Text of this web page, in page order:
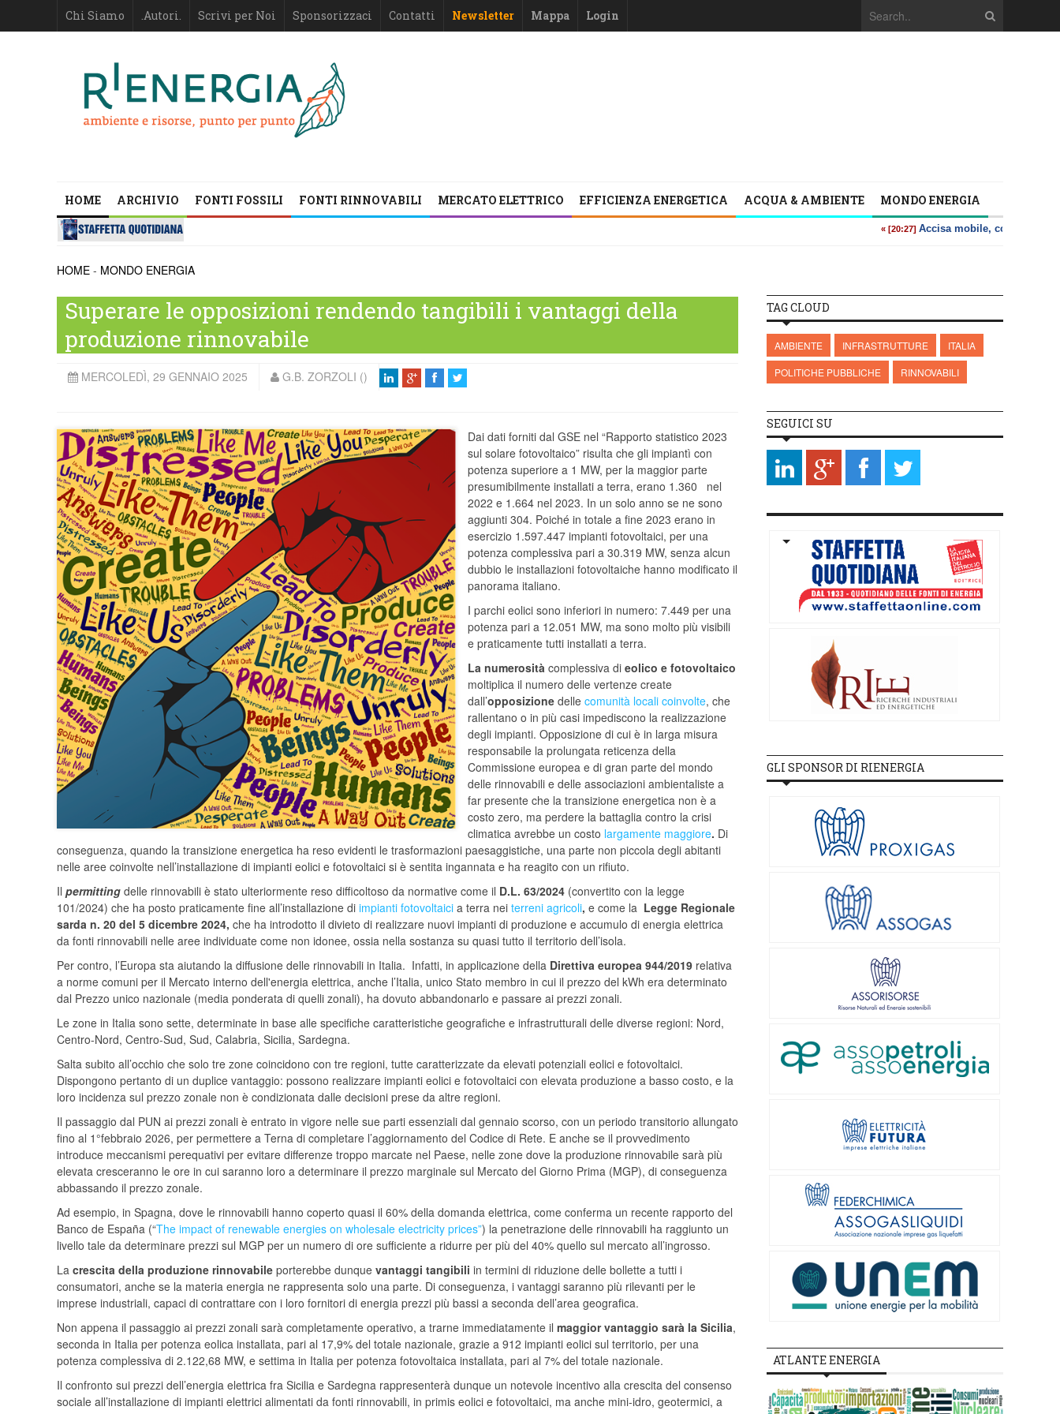
Chi Siamo .Autori. Scrivi per Noi Sponsorizzaci Contatti Newsletter Mappa Login
HOME ARCHIVIO FONTI FOSSILI FONTI RINNOVABILI MERCATO ELETTRICO EFFICIENZA ENERGETICA ACQUA & AMBIENTE MONDO ENERGIA
HOME - MONDO ENERGIA
Superare le opposizioni rendendo tangibili i vantaggi della
produzione rinnovabile
MERCOLEDÌ, 29 GENNAIO 2025 G.B. ZORZOLI ()
Dai dati forniti dal GSE nel “Rapporto statistico 2023
sul solare fotovoltaico” risulta che gli impiantì con
potenza superiore a 1 MW, per la maggior parte
presumibilmente installati a terra, erano 1.360 nel
2022 e 1.664 nel 2023. In un solo anno se ne sono
aggiunti 304. Poiché in totale a fine 2023 erano in
esercizio 1.597.447 impianti fotovoltaici, per una
potenza complessiva pari a 30.319 MW, senza alcun
dubbio le installazioni fotovoltaiche hanno modificato il
panorama italiano.
I parchi eolici sono inferiori in numero: 7.449 per una
potenza pari a 12.051 MW, ma sono molto più visibili
e praticamente tutti installati a terra.
La numerosità complessiva dieolico e fotovoltaico
moltiplica il numero delle vertenze create
dall’opposizione dellecomunità locali coinvolte, che
rallentano o in più casi impediscono la realizzazione
degli impianti. Opposizione di cui è in larga misura
responsabile la prolungata reticenza della
Commissione europea e di gran parte del mondo
delle rinnovabili e delle associazioni ambientaliste a
far presente che la transizione energetica non è a
costo zero, ma perdere la battaglia contro la crisi
climatica avrebbe un costo largamente maggiore. Di
conseguenza, quando la transizione energetica ha reso evidenti le trasformazioni paesaggistiche, una parte non piccola degli abitanti
nelle aree coinvolte nell’installazione di impianti eolici e fotovoltaici si è sentita ingannata e ha reagito con un rifiuto.
Il permitting delle rinnovabili è stato ulteriormente reso difficoltoso da normative come il D.L. 63/2024 (convertito con la legge
101/2024) che ha posto praticamente fine all’installazione di impianti fotovoltaici a terra nei terreni agricoli, e come la Legge Regionale
sarda n. 20 del 5 dicembre 2024, che ha introdotto il divieto di realizzare nuovi impianti di produzione e accumulo di energia elettrica
da fonti rinnovabili nelle aree individuate come non idonee, ossia nella sostanza su quasi tutto il territorio dell’isola.
Per contro, l’Europa sta aiutando la diffusione delle rinnovabili in Italia. Infatti, in applicazione della Direttiva europea 944/2019 relativa
a norme comuni per il Mercato interno dell'energia elettrica, anche l’Italia, unico Stato membro in cui il prezzo del kWh era determinato
dal Prezzo unico nazionale (media ponderata di quelli zonali), ha dovuto abbandonarlo e passare ai prezzi zonali.
Le zone in Italia sono sette, determinate in base alle specifiche caratteristiche geografiche e infrastrutturali delle diverse regioni: Nord,
Centro-Nord, Centro-Sud, Sud, Calabria, Sicilia, Sardegna.
Salta subito all’occhio che solo tre zone coincidono con tre regioni, tutte caratterizzate da elevati potenziali eolici e fotovoltaici.
Dispongono pertanto di un duplice vantaggio: possono realizzare impianti eolici e fotovoltaici con elevata produzione a basso costo, e la
loro incidenza sul prezzo zonale non è condizionata dalle decisioni prese da altre regioni.
Il passaggio dal PUN ai prezzi zonali è entrato in vigore nelle sue parti essenziali dal gennaio scorso, con un periodo transitorio allungato
fino al 1°febbraio 2026, per permettere a Terna di completare l’aggiornamento del Codice di Rete. E anche se il provvedimento
introduce meccanismi perequativi per evitare differenze troppo marcate nel Paese, nelle zone dove la produzione rinnovabile sarà più
elevata cresceranno le ore in cui saranno loro a determinare il prezzo marginale sul Mercato del Giorno Prima (MGP), di conseguenza
abbassando il prezzo zonale.
Ad esempio, in Spagna, dove le rinnovabili hanno coperto quasi il 60% della domanda elettrica, come conferma un recente rapporto del
Banco de España (“The impact of renewable energies on wholesale electricity prices”) la penetrazione delle rinnovabili ha raggiunto un
livello tale da determinare prezzi sul MGP per un numero di ore sufficiente a ridurre per più del 40% quello sul mercato all’ingrosso.
La crescita della produzione rinnovabile porterebbe dunque vantaggi tangibili in termini di riduzione delle bollette a tutti i
consumatori, anche se la materia energia ne rappresenta solo una parte. Di conseguenza, i vantaggi saranno più rilevanti per le
imprese industriali, capaci di contrattare con i loro fornitori di energia prezzi più bassi a seconda dell’area geografica.
Non appena il passaggio ai prezzi zonali sarà completamente operativo, a trarne immediatamente il maggior vantaggio sarà la Sicilia,
seconda in Italia per potenza eolica installata, pari al 17,9% del totale nazionale, grazie a 912 impianti eolici sul territorio, per una
potenza complessiva di 2.122,68 MW, e settima in Italia per potenza fotovoltaica installata, pari al 7% del totale nazionale.
Il confronto sui prezzi dell’energia elettrica fra Sicilia e Sardegna rappresenterà dunque un notevole incentivo alla crescita del consenso
sociale all’installazione di impianti elettrici alimentati da fonti rinnovabili, in primis eolici e fotovoltaici, ma anche mini-idro, geotermici, a
TAG CLOUD
AMBIENTE INFRASTRUTTURE
ITALIA
POLITICHE PUBBLICHE
RINNOVABILI
SEGUICI SU
GLI SPONSOR DI RIENERGIA
ATLANTE ENERGIA